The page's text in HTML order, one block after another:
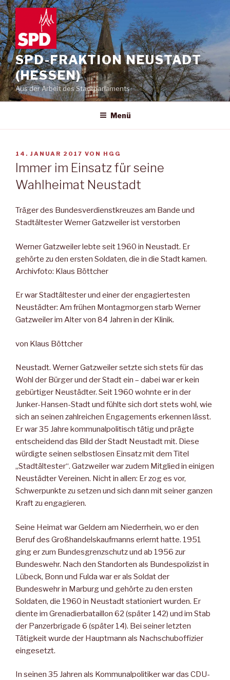
Zum
Inhalt
springen
SPD-FRAKTION NEUSTADT
(HESSEN)
Aus der Arbeit des Stadtparlaments
Menü
VERÖFFENTLICHT
AM
14. JANUAR 2017 VON HGG
Immer im Einsatz für seine
Wahlheimat Neustadt
Träger des Bundesverdienstkreuzes am Bande und
Stadtältester Werner Gatzweiler ist verstorben
Werner Gatzweiler lebte seit 1960 in Neustadt. Er
gehörte zu den ersten Soldaten, die in die Stadt kamen.
Archivfoto: Klaus Böttcher
Er war Stadtältester und einer der engagiertesten
Neustädter: Am frühen Montagmorgen starb Werner
Gatzweiler im Alter von 84 Jahren in der Klinik.
von Klaus Böttcher
Neustadt. Werner Gatzweiler setzte sich stets für das
Wohl der Bürger und der Stadt ein – dabei war er kein
gebürtiger Neustädter. Seit 1960 wohnte er in der
Junker-Hansen-Stadt und fühlte sich dort stets wohl, wie
sich an seinen zahlreichen Engagements erkennen lässt.
Er war 35 Jahre kommunalpolitisch tätig und prägte
entscheidend das Bild der Stadt Neustadt mit. Diese
würdigte seinen selbstlosen Einsatz mit dem Titel
„Stadtältester“. Gatzweiler war zudem Mitglied in einigen
Neustädter Vereinen. Nicht in allen: Er zog es vor,
Schwerpunkte zu setzen und sich dann mit seiner ganzen
Kraft zu engagieren.
Seine Heimat war Geldern am Niederrhein, wo er den
Beruf des Großhandelskaufmanns erlernt hatte. 1951
ging er zum Bundesgrenzschutz und ab 1956 zur
Bundeswehr. Nach den Standorten als Bundespolizist in
Lübeck, Bonn und Fulda war er als Soldat der
Bundeswehr in Marburg und gehörte zu den ersten
Soldaten, die 1960 in Neustadt stationiert wurden. Er
diente im Grenadierbataillon 62 (später 142) und im Stab
der Panzerbrigade 6 (später 14). Bei seiner letzten
Tätigkeit wurde der Hauptmann als Nachschuboffizier
eingesetzt.
In seinen 35 Jahren als Kommunalpolitiker war das CDU-